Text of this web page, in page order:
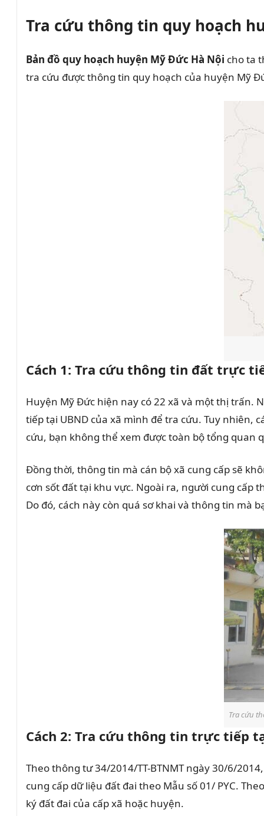
Tra cứu thông tin quy hoạch
Bản đồ quy hoạch huyện Mỹ Đức Hà Nội cho ta
tra cứu được thông tin quy hoạch của huyện Mỹ
Cách 1: Tra cứu thông tin đất trực
Huyện Mỹ Đức hiện nay có 22 xã và một thị trấn.
tiếp tại UBND của xã mình để tra cứu. Tuy
cứu, bạn không thể xem được toàn bộ tổng quan
Đồng thời, thông tin mà cán bộ xã cung cấp sẽ
cơn sốt đất tại khu vực. Ngoài ra, người cung cấp
Do đó, cách này còn quá sơ khai và thông tin mà
Tra cứu
Cách 2: Tra cứu thông tin trực tiếp
Theo thông tư 34/2014/TT-BTNMT ngày 30/6/
cung cấp dữ liệu đất đai theo Mẫu số 01/ PYC.
ký đất đai của cấp xã hoặc huyện.